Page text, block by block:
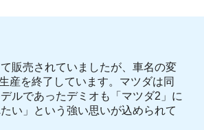
販売されていましたが、車名の変
産を終了しています。マツダは同
ルであったデミオも「マツダ2」に
い」という強い思いが込められて